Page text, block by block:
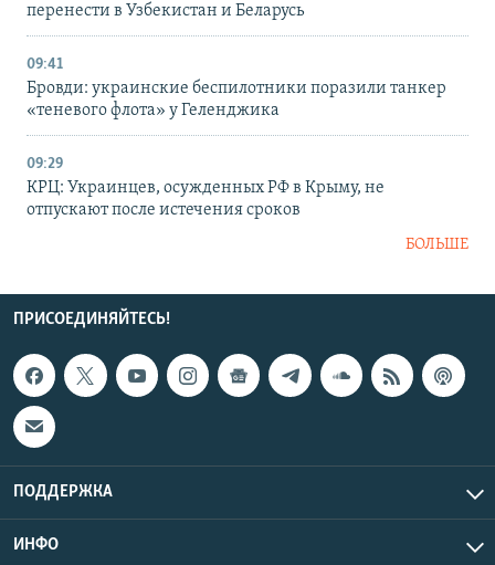
перенести в Узбекистан и Беларусь
09:41
Бровди: украинские беспилотники поразили танкер
«теневого флота» у Геленджика
09:29
КРЦ: Украинцев, осужденных РФ в Крыму, не
отпускают после истечения сроков
БОЛЬШЕ
ПРИСОЕДИНЯЙТЕСЬ!
ПОДДЕРЖКА
ИНФО